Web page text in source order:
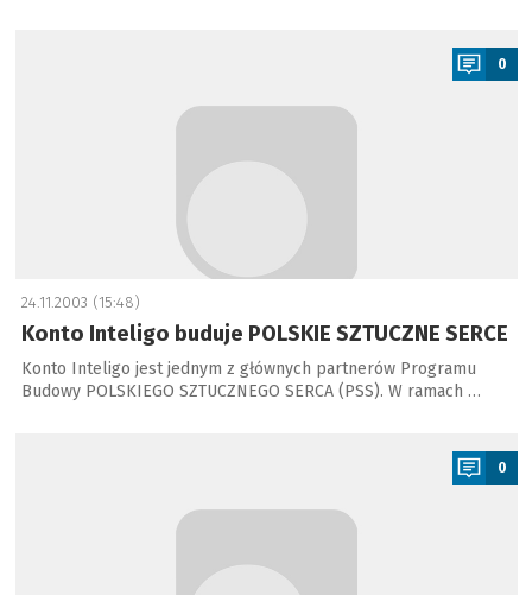
0
24.11.2003 (15:48)
Konto Inteligo buduje POLSKIE SZTUCZNE SERCE
Konto Inteligo jest jednym z głównych partnerów Programu
Budowy POLSKIEGO SZTUCZNEGO SERCA (PSS). W ramach …
0